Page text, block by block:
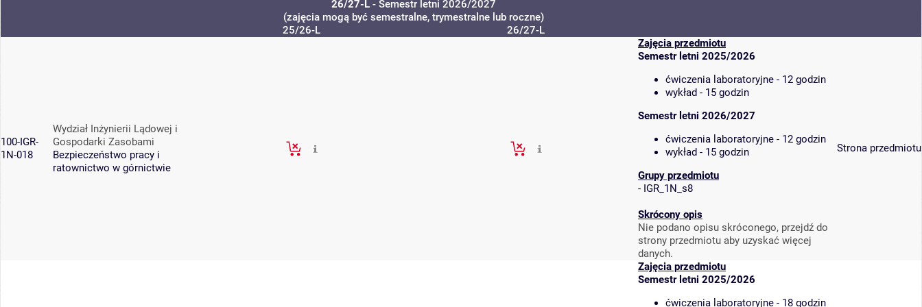
26/27-L - Semestr letni 2026/2027
(zajęcia mogą być semestralne, trymestralne lub roczne)
25/26-L
26/27-L
100-IGR-
1N-018
Wydział Inżynierii Lądowej i
Gospodarki Zasobami
Bezpieczeństwo pracy i
ratownictwo w górnictwie
Zajęcia przedmiotu
Semestr letni 2025/2026
ćwiczenia laboratoryjne - 12 godzin
wykład - 15 godzin
Semestr letni 2026/2027
ćwiczenia laboratoryjne - 12 godzin
wykład - 15 godzin
Grupy przedmiotu
- IGR_1N_s8
Skrócony opis
Nie podano opisu skróconego, przejdź do
strony przedmiotu aby uzyskać więcej
danych.
Strona przedmiotu
Zajęcia przedmiotu
Semestr letni 2025/2026
ćwiczenia laboratoryjne - 18 godzin